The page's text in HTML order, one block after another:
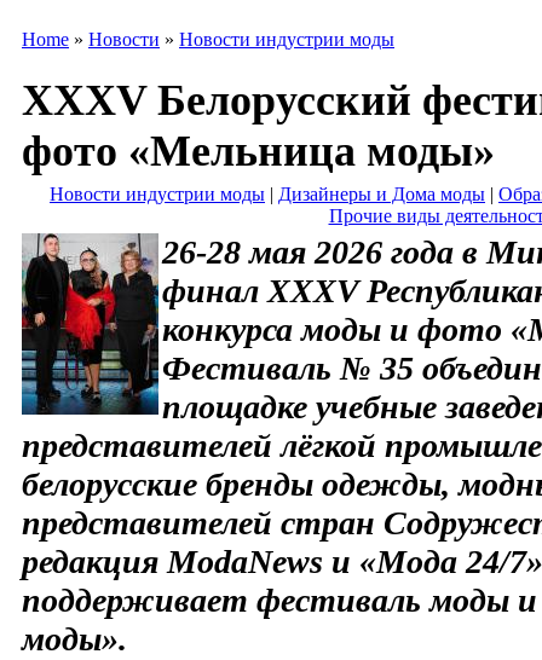
Home » Новости » Новости индустрии моды
XXXV Белорусский
фото «Мельница моды»
Новости индустрии моды | Дизайнеры и Дома моды |
Прочие виды
26-28 мая 2026 года в
финал XXXV
конкурса моды и фото
Фестиваль № 35
площадке учебные
представителей лёгкой
белорусские бренды одежды,
представителей стран
редакция ModaNews и «Мода 24/
поддерживает фестиваль моды
моды».